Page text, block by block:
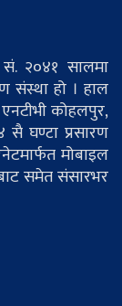
सं. २०४१ सालमा
संस्था हो । हाल
कोहलपुर,
सै घण्टा प्रसारण
मोबाइल
समेत संसारभर